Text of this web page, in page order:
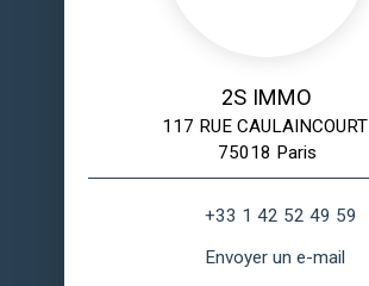
2S IMMO
117 RUE CAULAINCOURT
75018 Paris
+33 1 42 52 49 59
Envoyer un e-mail